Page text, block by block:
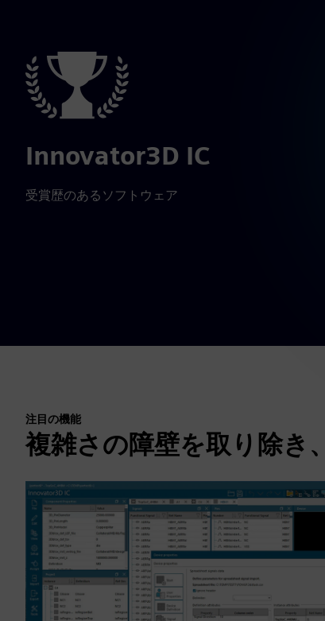
Innovator3D IC
受賞歴のあるソフトウェア
注目の機能
複雑さの障壁を取り除き